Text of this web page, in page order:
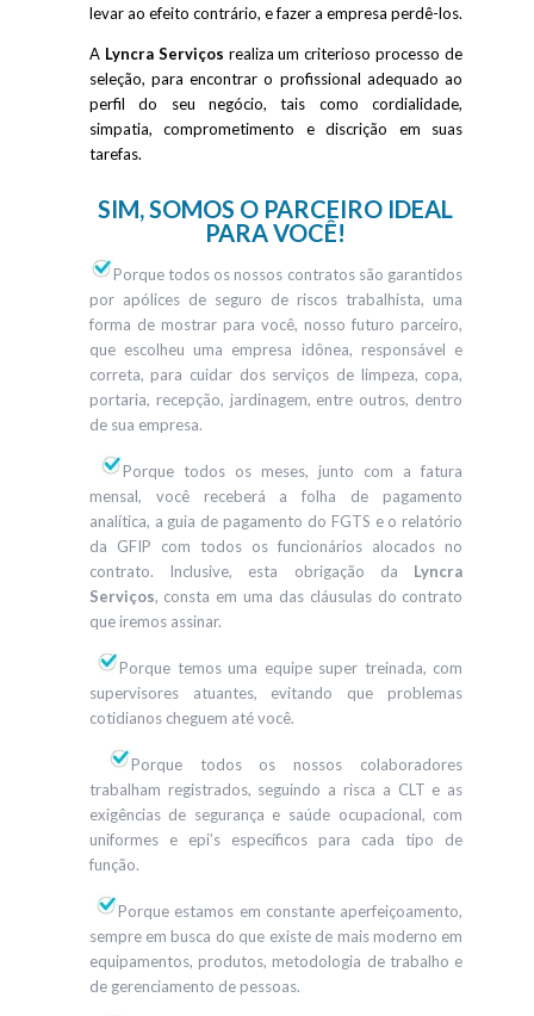
levar ao efeito contrário, e fazer a empresa perdê-los.
A Lyncra Serviços realiza um criterioso processo de
seleção, para encontrar o profissional adequado ao
perfil do seu negócio, tais como cordialidade,
simpatia, comprometimento e discrição em suas
tarefas.
SIM, SOMOS O PARCEIRO IDEAL
PARA VOCÊ!
Porque todos os nossos contratos são garantidos
por apólices de seguro de riscos trabalhista, uma
forma de mostrar para você, nosso futuro parceiro,
que escolheu uma empresa idônea, responsável e
correta, para cuidar dos serviços de limpeza, copa,
portaria, recepção, jardinagem, entre outros, dentro
de sua empresa.
Porque todos os meses, junto com a fatura
mensal, você receberá a folha de pagamento
analítica, a guia de pagamento do FGTS e o relatório
da GFIP com todos os funcionários alocados no
contrato. Inclusive, esta obrigação da Lyncra
Serviços, consta em uma das cláusulas do contrato
que iremos assinar.
Porque temos uma equipe super treinada, com
supervisores atuantes, evitando que problemas
cotidianos cheguem até você.
Porque todos os nossos colaboradores
trabalham registrados, seguindo a risca a CLT e as
exigências de segurança e saúde ocupacional, com
uniformes e epi’s específicos para cada tipo de
função.
Porque estamos em constante aperfeiçoamento,
sempre em busca do que existe de mais moderno em
equipamentos, produtos, metodologia de trabalho e
de gerenciamento de pessoas.